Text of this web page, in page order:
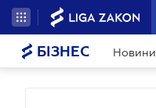
БІЗНЕС Новини